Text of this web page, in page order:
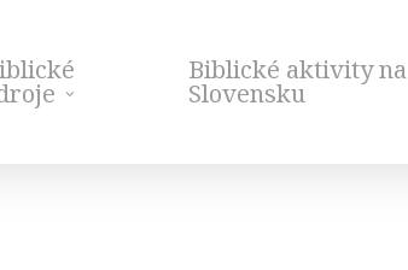
Biblické aktivity na
Slovensku